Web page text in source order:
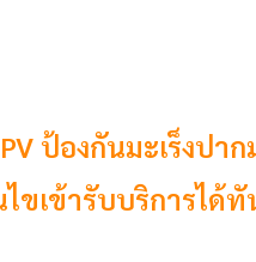
ป้องกันมะเร็งปา
ขเข้ารับบริการได้